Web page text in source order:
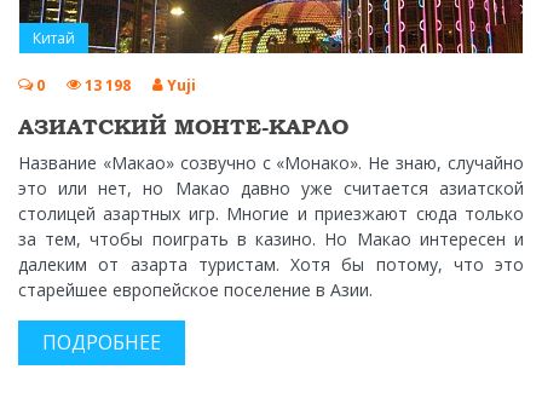
Китай
0 13 198 Yuji
АЗИАТСКИЙ МОНТЕ-КАРЛО
Название «Макао» созвучно с «Монако». Не знаю, случайно
это или нет, но Макао давно уже считается азиатской
столицей азартных игр. Многие и приезжают сюда только
за тем, чтобы поиграть в казино. Но Макао интересен и
далеким от азарта туристам. Хотя бы потому, что это
старейшее европейское поселение в Азии.
ПОДРОБНЕЕ